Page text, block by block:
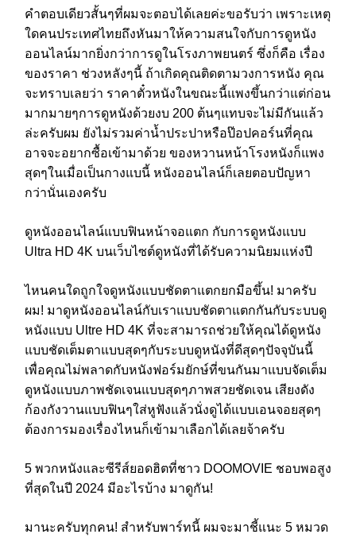
คำตอบเดียวสั้นๆที่ผมจะตอบได้เลยค่ะขอรับว่า เพราะเหตุ
ใดคนประเทศไทยถึงหันมาให้ความสนใจกับการดูหนัง
ออนไลน์มากยิ่งกว่าการดูในโรงภาพยนตร์ ซึ่งก็คือ เรื่อง
ของราคา ช่วงหลังๆนี้ ถ้าเกิดคุณติดตามวงการหนัง คุณ
จะทราบเลยว่า ราคาตั๋วหนังในขณะนี้แพงขึ้นกว่าแต่ก่อน
มากมายๆการดูหนังด้วยงบ 200 ต้นๆแทบจะไม่มีกันแล้ว
ล่ะครับผม ยังไม่รวมค่าน้ำประปาหรือป๊อปคอร์นที่คุณ
อาจจะอยากซื้อเข้ามาด้วย ของหวานหน้าโรงหนังก็แพง
สุดๆในเมื่อเป็นกางแบนี้ หนังออนไลน์ก็เลยตอบปัญหา
กว่านั่นเองครับ
ดูหนังออนไลน์แบบฟินหน้าจอแตก กับการดูหนังแบบ
Ultra HD 4K บนเว็บไซต์ดูหนังที่ได้รับความนิยมแห่งปี
ไหนคนใดถูกใจดูหนังแบบชัดตาแตกยกมือขึ้น! มาครับ
ผม! มาดูหนังออนไลน์กับเราแบบชัดตาแตกกันกับระบบดู
หนังแบบ Ultre HD 4K ที่จะสามารถช่วยให้คุณได้ดูหนัง
แบบชัดเต็มตาแบบสุดๆกับระบบดูหนังที่ดีสุดๆปัจจุบันนี้
เพื่อคุณไม่พลาดกับหนังฟอร์มยักษ์ที่ขนกันมาแบบจัดเต็ม
ดูหนังแบบภาพชัดเจนแบบสุดๆภาพสวยชัดเจน เสียงดัง
ก้องกังวานแบบฟินๆใส่หูฟังแล้วนั่งดูได้แบบเอนจอยสุดๆ
ต้องการมองเรื่องไหนก็เข้ามาเลือกได้เลยจ้าครับ
5 พวกหนังและซีรีส์ยอดฮิตที่ชาว DOOMOVIE ชอบพอสูง
ที่สุดในปี 2024 มีอะไรบ้าง มาดูกัน!
มานะครับทุกคน! สำหรับพาร์ทนี้ ผมจะมาชี้แนะ 5 หมวด